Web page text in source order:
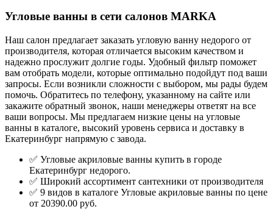
Угловые ванны в сети салонов MARKA
Наш салон предлагает заказать угловую ванну недорого от
производителя, которая отличается высоким качеством и
надежно прослужит долгие годы. Удобный фильтр поможет
вам отобрать модели, которые оптимально подойдут под ваши
запросы. Если возникли сложности с выбором, мы рады будем
помочь. Обратитесь по телефону, указанному на сайте или
закажите обратный звонок, наши менеджеры ответят на все
ваши вопросы. Мы предлагаем низкие цены на угловые
ванны в каталоге, высокий уровень сервиса и доставку в
Екатеринбург напрямую с завода.
✅ Угловые акриловые ванны купить в городе
Екатеринбург недорого.
✅ Широкий ассортимент сантехники от производителя
✅ 9 видов в каталоге Угловые акриловые ванны по цене
от 20390.00 руб.